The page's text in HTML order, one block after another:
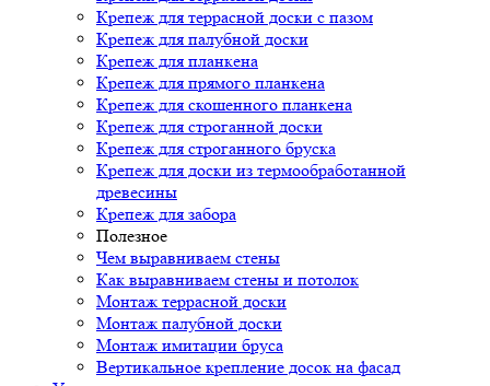
Крепеж для террасной доски с пазом
Крепеж для палубной доски
Крепеж для планкена
Крепеж для прямого планкена
Крепеж для скошенного планкена
Крепеж для строганной доски
Крепеж для строганного бруска
Крепеж для доски из термообработанной
древесины
Крепеж для забора
Полезное
Чем выравниваем стены
Как выравниваем стены и потолок
Монтаж террасной доски
Монтаж палубной доски
Монтаж имитации бруса
Вертикальное крепление досок на фасад